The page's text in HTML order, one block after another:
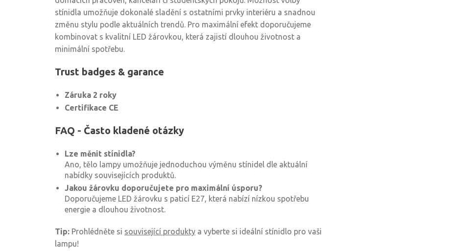
stínidla umožňuje dokonalé sladění s ostatními prvky interiéru a snadnou
změnu stylu podle aktuálních trendů. Pro maximální efekt doporučujeme
kombinovat s kvalitní LED žárovkou, která zajistí dlouhou životnost a
minimální spotřebu.
Trust badges & garance
Záruka 2 roky
Certifikace CE
FAQ - Často kladené otázky
Lze měnit stínidla?
Ano, tělo lampy umožňuje jednoduchou výměnu stínidel dle aktuální
nabídky souvisejících produktů.
Jakou žárovku doporučujete pro maximální úsporu?
Doporučujeme LED žárovku s paticí E27, která nabízí nízkou spotřebu
energie a dlouhou životnost.
Tip: Prohlédněte si související produkty a vyberte si ideální stínidlo pro vaši
lampu!